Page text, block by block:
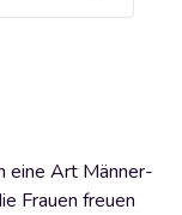
eine Art Männer-
Frauen freuen